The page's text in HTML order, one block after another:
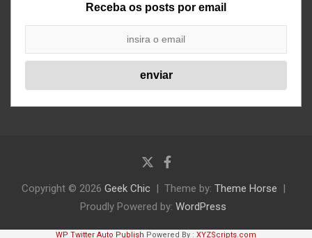
Receba os posts por email
Copyright © 2026 Geek Chic Theme by: Theme Horse
Proudly Powered by: WordPress
WP Twitter Auto Publish Powered By : XYZScripts.com